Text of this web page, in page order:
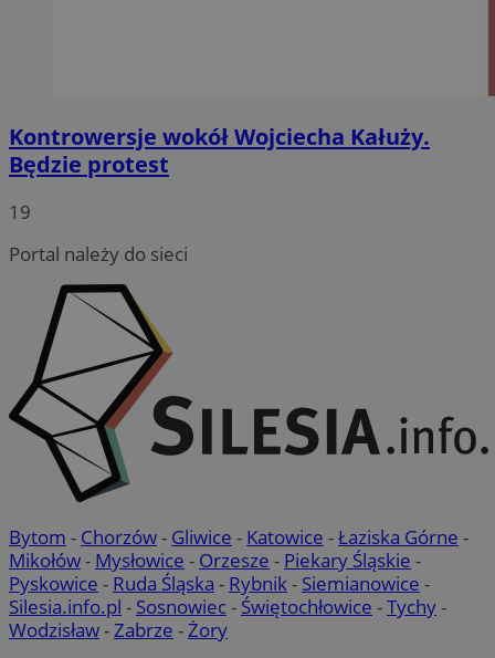
Kontrowersje wokół Wojciecha Kałuży.
Będzie protest
19
Portal należy do sieci
Bytom - Chorzów- Gliwice - Katowice -Łaziska Górne -
Mikołów- Mysłowice - Orzesze - Piekary Śląskie -
Pyskowice - Ruda Śląska - Rybnik- Siemianowice -
Silesia.info.pl - Sosnowiec- Świętochłowice -Tychy-
Wodzisław-Zabrze -Żory